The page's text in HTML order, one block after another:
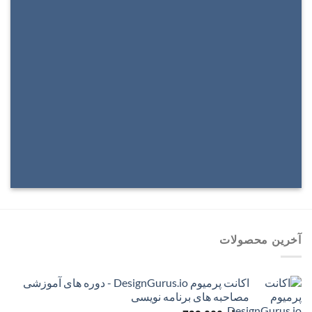
آخرین محصولات
اکانت پرمیوم DesignGurus.io - دوره ‌های آموزشی
مصاحبه ‌های برنامه نویسی